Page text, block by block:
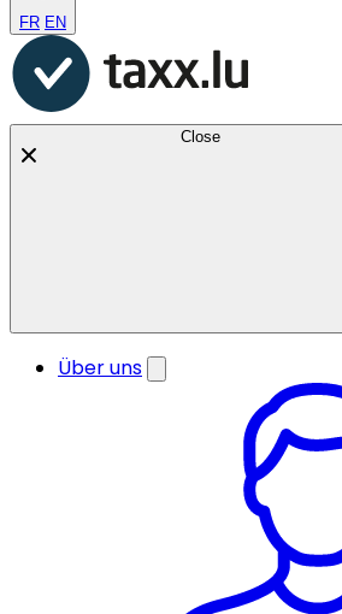
FR EN
Close
Über uns